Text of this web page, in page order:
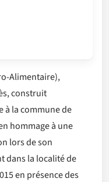
Alimentaire),
construit
à la commune de
hommage à une
lors de son
dans la localité de
en présence des